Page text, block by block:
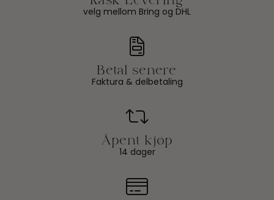
velg mellom Bring og DHL
Faktura & delbetaling
14 dager